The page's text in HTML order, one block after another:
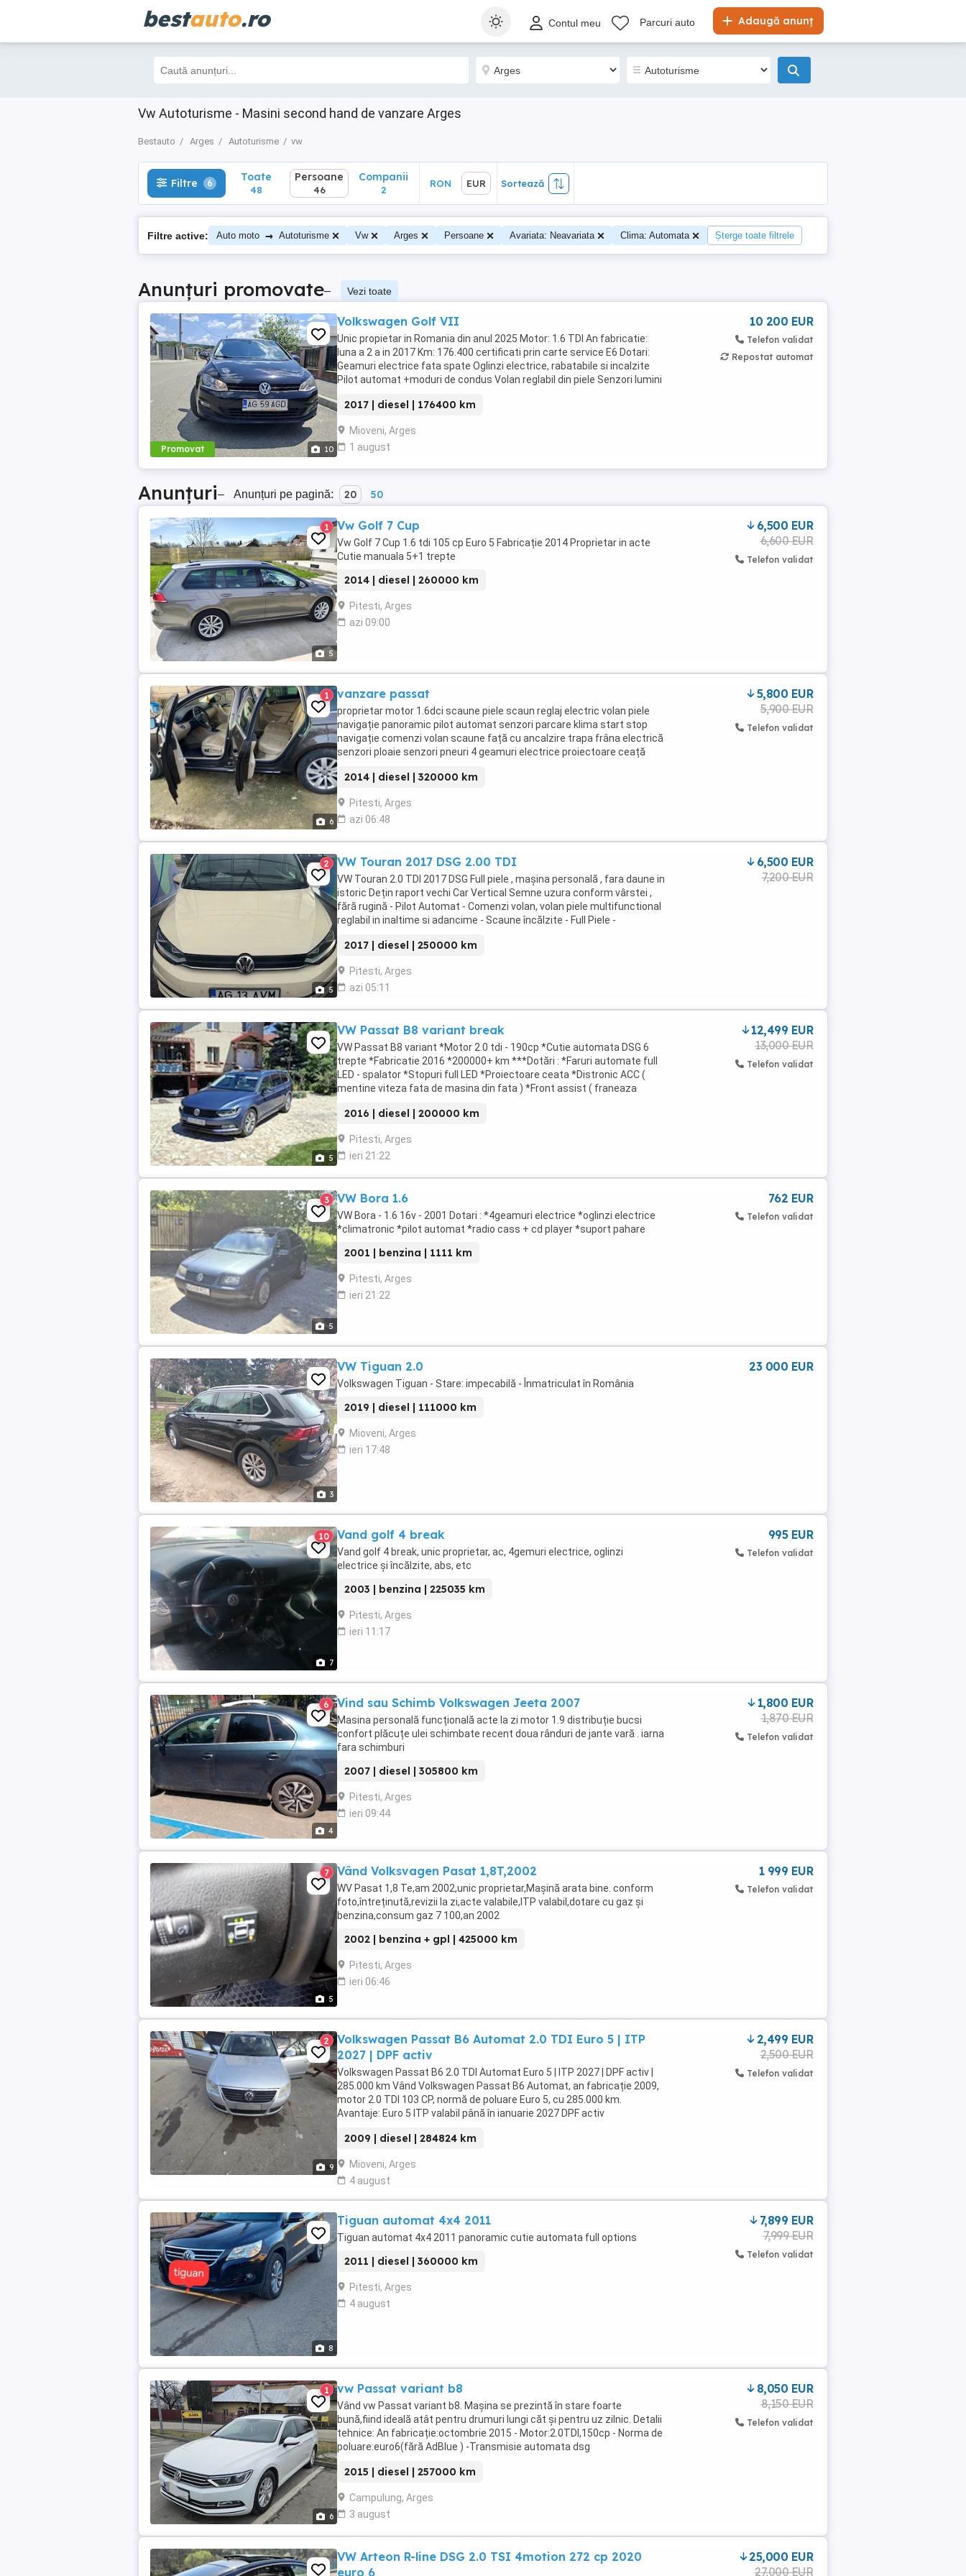
bestauto.ro Adaugă anunț
Contul meu Parcuri auto
Vw Autoturisme - Masini second hand de vanzare Arges
Bestauto Arges Autoturisme vw
Filtre 6 Toate
48
Sortează
Filtre 6 Toate
48
Persoane
46
Companii
2
RON EUR Sortează
Filtre active: Auto moto → Autoturisme Vw Arges Persoane Avariata: Neavariata Clima: Automata Șterge toate filtrele
Anunțuri promovate– Vezi toate
Promovat 10
Volkswagen Golf VII
Unic propietar in Romania din anul 2025 Motor: 1.6 TDI An fabricatie:
luna a 2 a in 2017 Km: 176.400 certificati prin carte service E6 Dotari:
Geamuri electrice fata spate Oglinzi electrice, rabatabile si incalzite
Pilot automat +moduri de condus Volan reglabil din piele Senzori lumini
2017 | diesel | 176400 km
Mioveni, Arges
1 august
10 200 EUR
Telefon validat
Repostat automat
Anunțuri– Anunțuri pe pagină: 20 50
5
1 Vw Golf 7 Cup
Vw Golf 7 Cup 1.6 tdi 105 cp Euro 5 Fabricație 2014 Proprietar in acte
Cutie manuala 5+1 trepte
2014 | diesel | 260000 km
Pitesti, Arges
azi 09:00
6,500 EUR
6,600 EUR
Telefon validat
6
1 vanzare passat
proprietar motor 1.6dci scaune piele scaun reglaj electric volan piele
navigație panoramic pilot automat senzori parcare klima start stop
navigație comenzi volan scaune față cu ancalzire trapa frâna electrică
senzori ploaie senzori pneuri 4 geamuri electrice proiectoare ceață
2014 | diesel | 320000 km
Pitesti, Arges
azi 06:48
5,800 EUR
5,900 EUR
Telefon validat
5
2 VW Touran 2017 DSG 2.00 TDI
VW Touran 2.0 TDI 2017 DSG Full piele , mașina personală , fara daune in
istoric Dețin raport vechi Car Vertical Semne uzura conform vârstei ,
fără rugină - Pilot Automat - Comenzi volan, volan piele multifunctional
reglabil in inaltime si adancime - Scaune încălzite - Full Piele -
2017 | diesel | 250000 km
Pitesti, Arges
azi 05:11
6,500 EUR
7,200 EUR
5
VW Passat B8 variant break
VW Passat B8 variant *Motor 2.0 tdi - 190cp *Cutie automata DSG 6
trepte *Fabricatie 2016 *200000+ km ***Dotări : *Faruri automate full
LED - spalator *Stopuri full LED *Proiectoare ceata *Distronic ACC (
mentine viteza fata de masina din fata ) *Front assist ( franeaza
2016 | diesel | 200000 km
Pitesti, Arges
ieri 21:22
12,499 EUR
13,000 EUR
Telefon validat
5
3 VW Bora 1.6
VW Bora - 1.6 16v - 2001 Dotari : *4geamuri electrice *oglinzi electrice
*climatronic *pilot automat *radio cass + cd player *suport pahare
2001 | benzina | 1111 km
Pitesti, Arges
ieri 21:22
762 EUR
Telefon validat
3
VW Tiguan 2.0
Volkswagen Tiguan - Stare: impecabilă - Înmatriculat în România
2019 | diesel | 111000 km
Mioveni, Arges
ieri 17:48
23 000 EUR
7
10 Vand golf 4 break
Vand golf 4 break, unic proprietar, ac, 4gemuri electrice, oglinzi
electrice și încălzite, abs, etc
2003 | benzina | 225035 km
Pitesti, Arges
ieri 11:17
995 EUR
Telefon validat
4
6 Vind sau Schimb Volkswagen Jeeta 2007
Masina personală funcțională acte la zi motor 1.9 distribuție bucsi
confort plăcuțe ulei schimbate recent doua rânduri de jante vară . iarna
fara schimburi
2007 | diesel | 305800 km
Pitesti, Arges
ieri 09:44
1,800 EUR
1,870 EUR
Telefon validat
5
7 Vând Volksvagen Pasat 1,8T,2002
WV Pasat 1,8 Te,am 2002,unic proprietar,Mașină arata bine. conform
foto,întreținută,revizii la zi,acte valabile,ITP valabil,dotare cu gaz și
benzina,consum gaz 7 100,an 2002
2002 | benzina + gpl | 425000 km
Pitesti, Arges
ieri 06:46
1 999 EUR
Telefon validat
9
2
Volkswagen Passat B6 Automat 2.0 TDI Euro 5 | ITP
2027 | DPF activ
Volkswagen Passat B6 2.0 TDI Automat Euro 5 | ITP 2027 | DPF activ |
285.000 km Vând Volkswagen Passat B6 Automat, an fabricație 2009,
motor 2.0 TDI 103 CP, normă de poluare Euro 5, cu 285.000 km.
Avantaje: Euro 5 ITP valabil până în ianuarie 2027 DPF activ
2009 | diesel | 284824 km
Mioveni, Arges
4 august
2,499 EUR
2,500 EUR
Telefon validat
8
Tiguan automat 4x4 2011
Tiguan automat 4x4 2011 panoramic cutie automata full options
2011 | diesel | 360000 km
Pitesti, Arges
4 august
7,899 EUR
7,999 EUR
Telefon validat
6
1 vw Passat variant b8
Vând vw Passat variant b8. Mașina se prezintă în stare foarte
bună,fiind ideală atât pentru drumuri lungi căt și pentru uz zilnic. Detalii
tehnice: An fabricație:octombrie 2015 - Motor:2.0TDI,150cp - Norma de
poluare:euro6(fără AdBlue ) -Transmisie automata dsg
2015 | diesel | 257000 km
Campulung, Arges
3 august
8,050 EUR
8,150 EUR
Telefon validat
VW Arteon R-line DSG 2.0 TSI 4motion 272 cp 2020
euro 6
25,000 EUR
27,000 EUR